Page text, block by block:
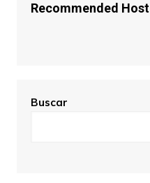
Recommended Host
Buscar